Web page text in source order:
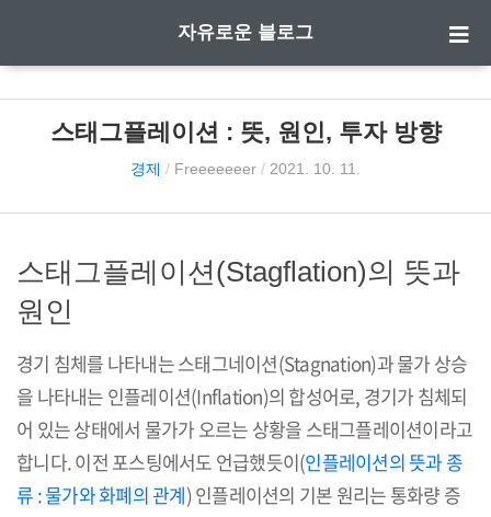
자유로운 블로그
스태그플레이션 : 뜻, 원인, 투자 방향
경제 / Freeeeeeer / 2021. 10. 11.
스태그플레이션(Stagflation)의 뜻과
원인
경기 침체를 나타내는 스태그네이션(Stagnation)과 물가 상승
을 나타내는 인플레이션(Inflation)의 합성어로, 경기가 침체되
어 있는 상태에서 물가가 오르는 상황을 스태그플레이션이라고
합니다. 이전 포스팅에서도 언급했듯이(인플레이션의 뜻과 종
류 : 물가와 화폐의 관계) 인플레이션의 기본 원리는 통화량 증